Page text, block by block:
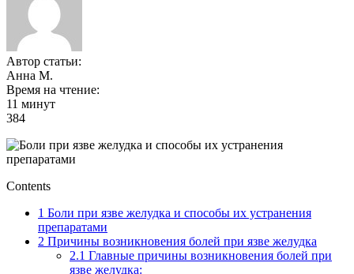
Автор статьи:
Анна М.
Время на чтение:
11 минут
384
Contents
1 Боли при язве желудка и способы их устранения
препаратами
2 Причины возникновения болей при язве желудка
2.1 Главные причины возникновения болей при
язве желудка: